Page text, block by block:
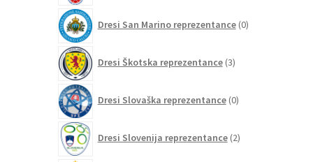
Dresi San Marino reprezentance 0izdelkov
Dresi Škotska reprezentance 3izdelki
Dresi Slovaška reprezentance 0izdelkov
Dresi Slovenija reprezentance 2izdelka